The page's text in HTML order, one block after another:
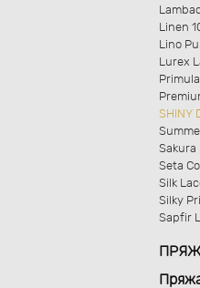
Linen
Lino
Lurex
SHINY
Sakura
Seta
Silk
Silky
Sapfir